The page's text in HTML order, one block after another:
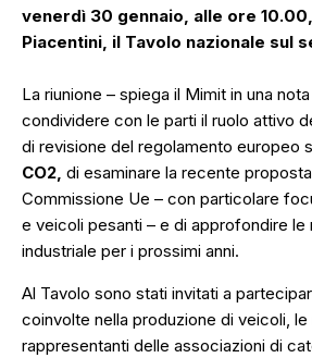
venerdì 30 gennaio, alle ore
Piacentini, il Tavolo nazionale sul
La riunione – spiega il Mimit in una
condividere con le parti il ruolo attivo
di revisione del regolamento europeo
CO2, di esaminare la recente
Commissione Ue – con particolare
e veicoli pesanti – e di approfondire le
industriale per i prossimi anni.
Al Tavolo sono stati invitati a
coinvolte nella produzione di veicoli, le
rappresentanti delle associazioni di